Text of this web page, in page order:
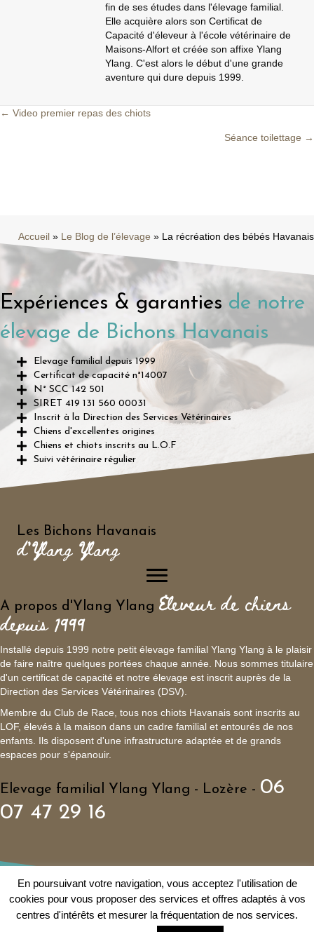
fin de ses études dans l'élevage familial.
Elle acquière alors son Certificat de
Capacité d'éleveur à l'école vétérinaire de
Maisons-Alfort et créée son affixe Ylang
Ylang. C'est alors le début d'une grande
aventure qui dure depuis 1999.
Posts
← Video premier repas des chiots
Séance toilettage →
Accueil » Le Blog de l’élevage » La récréation des bébés Havanais
Expériences & garanties de notre
élevage de Bichons Havanais
Elevage familial depuis 1999
Certificat de capacité n°14007
N° SCC 142 501
SIRET 419 131 560 00031
Inscrit à la Direction des Services Vétérinaires
Chiens d'excellentes origines
Chiens et chiots inscrits au L.O.F
Suivi vétérinaire régulier
Les Bichons Havanais
d'Ylang Ylang
A propos d'Ylang Ylang Eleveur de chiens
depuis 1999
Installé depuis 1999 notre petit élevage familial Ylang Ylang à le plaisir
de faire naître quelques portées chaque année. Nous sommes titulaire
d'un certificat de capacité et notre élevage est inscrit auprès de la
Direction des Services Vétérinaires (DSV).
Membre du Club de Race, tous nos chiots Havanais sont inscrits au
LOF, élevés à la maison dans un cadre familial et entourés de nos
enfants. Ils disposent d'une infrastructure adaptée et de grands
espaces pour s'épanouir.
Elevage familial Ylang Ylang - Lozère - 06
07 47 29 16
© 1999 - Elevage familial de Bichon Havanais Ylang Ylang
En poursuivant votre navigation, vous acceptez l'utilisation de
cookies pour vous proposer des services et offres adaptés à vos
centres d'intérêts et mesurer la fréquentation de nos services.